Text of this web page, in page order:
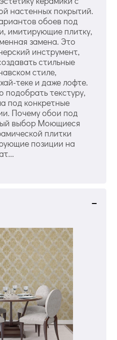
настенных покрытий.
обоев под
имитирующие плитку,
замена. Это
инструмент,
стильные
стиле,
теке и даже лофте.
подобрать текстуру,
под конкретные
Почему обои под
выбор Моющиеся
плитки
позиции на